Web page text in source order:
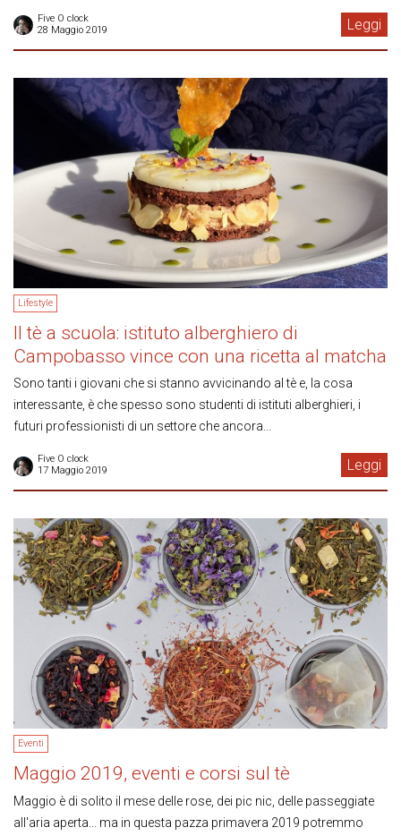
Five O clock
28 Maggio 2019
Leggi
Lifestyle
Il tè a scuola: istituto alberghiero di
Campobasso vince con una ricetta al matcha
Sono tanti i giovani che si stanno avvicinando al tè e, la cosa
interessante, è che spesso sono studenti di istituti alberghieri, i
futuri professionisti di un settore che ancora...
Five O clock
17 Maggio 2019
Leggi
Eventi
Maggio 2019, eventi e corsi sul tè
Maggio è di solito il mese delle rose, dei pic nic, delle passeggiate
all'aria aperta... ma in questa pazza primavera 2019 potremmo